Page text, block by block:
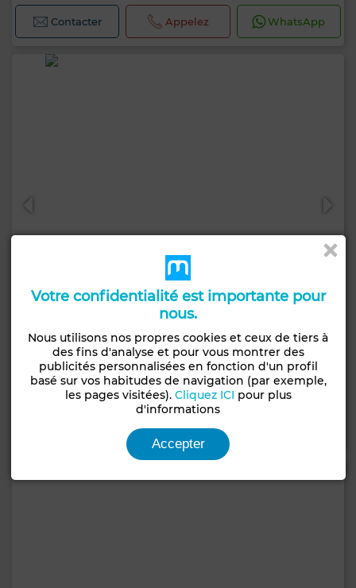
Contacter Appelez WhatsApp
5 700 000 DH
Villa à El Menzeh
4 Ch. 3 Sdb.
Appelez
Votre confidentialité est importante pour
nous.
Nous utilisons nos propres cookies et ceux de tiers à
des fins d'analyse et pour vous montrer des
publicités personnalisées en fonction d'un profil
basé sur vos habitudes de navigation (par exemple,
les pages visitées). Cliquez ICI pour plus
d'informations
Accepter